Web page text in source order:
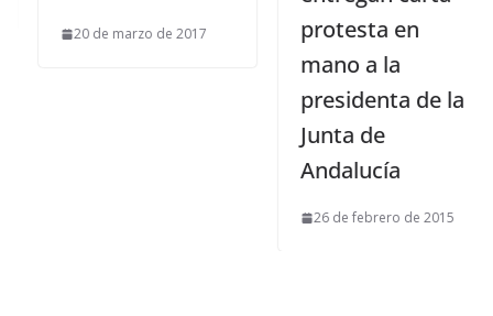
20 de marzo de 2017
protesta en
mano a la
presidenta de la
Junta de
Andalucía
26 de febrero de 2015